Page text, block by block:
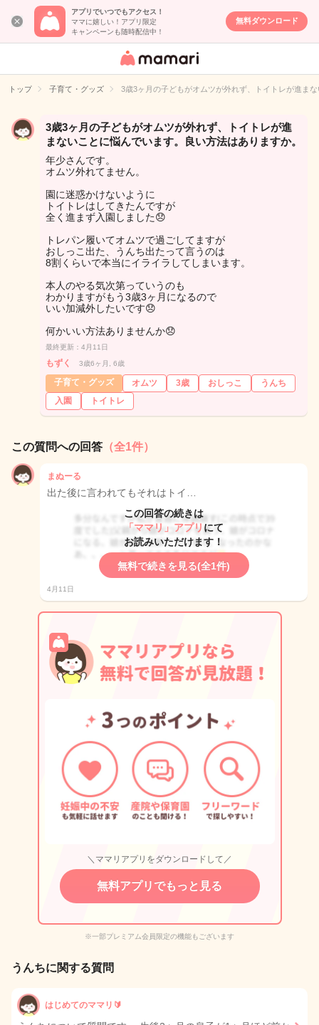
アプリでいつでもアクセス！
ママに嬉しい！アプリ限定
キャンペーンも随時配信中！
無料ダウンロード
女性専用匿名QA
イト
トップ 子育て・グッズ 3歳3ヶ月の子どもがオムツが外れず、トイトレが進ま
3歳3ヶ月の子どもがオムツが外れず、トイトレが進
まないことに悩んでいます。良い方法はありますか。
年少さんです。
オムツ外れてません。
園に迷惑かけないように
トイトレはしてきたんですが
全く進まず入園しました😞
トレパン履いてオムツで過ごしてますが
おしっこ出た、うんち出たって言うのは
8割くらいで本当にイライラしてしまいます。
本人のやる気次第っていうのも
わかりますがもう3歳3ヶ月になるので
いい加減外したいです😞
何かいい方法ありませんか😞
最終更新：4月11日
もずく 3歳6ヶ月, 6歳
子育て・グッズ オムツ 3歳 おしっこ
うんち
入園
トイトレ
この質問への回答 （全1件）
まぬーる
出た後に言われてもそれはトイ…
この回答の続きは
「ママリ」アプリ にて
お読みいただけます！
無料で続きを見る(全1件)
4月11日
＼ママリアプリをダウンロードして／
無料アプリでもっと見る
※一部プレミアム会員限定の機能もございます
うんちに関する質問
はじめてのママリ🔰